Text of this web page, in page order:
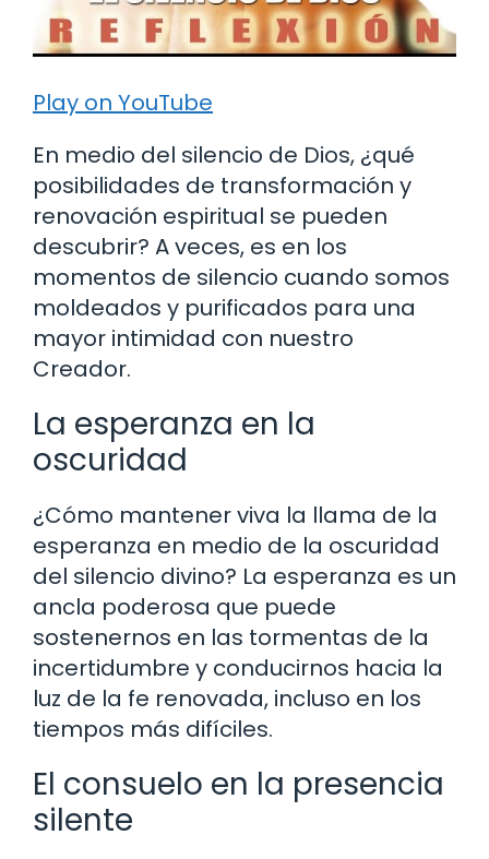
Play on YouTube
En medio del silencio de Dios, ¿qué
posibilidades de transformación y
renovación espiritual se pueden
descubrir? A veces, es en los
momentos de silencio cuando somos
moldeados y purificados para una
mayor intimidad con nuestro
Creador.
La esperanza en la
oscuridad
¿Cómo mantener viva la llama de la
esperanza en medio de la oscuridad
del silencio divino? La esperanza es un
ancla poderosa que puede
sostenernos en las tormentas de la
incertidumbre y conducirnos hacia la
luz de la fe renovada, incluso en los
tiempos más difíciles.
El consuelo en la presencia
silente